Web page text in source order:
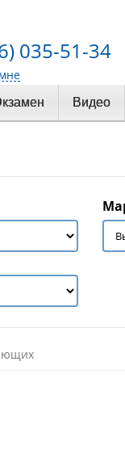
035-51-34
Видео